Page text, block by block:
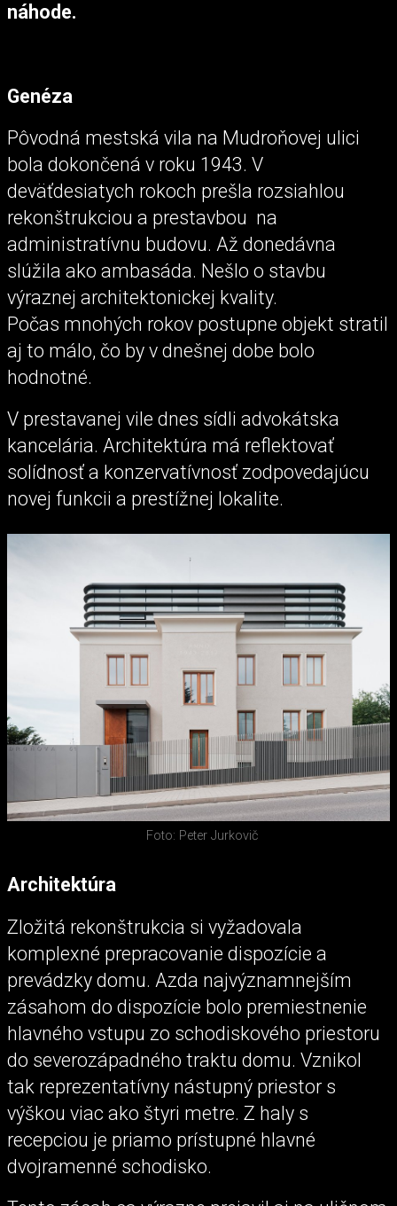
náhode.
Genéza
Pôvodná mestská vila na Mudroňovej ulici
bola dokončená v roku 1943. V
deväťdesiatych rokoch prešla rozsiahlou
rekonštrukciou a prestavbou na
administratívnu budovu. Až donedávna
slúžila ako ambasáda. Nešlo o stavbu
výraznej architektonickej kvality.
Počas mnohých rokov postupne objekt stratil
aj to málo, čo by v dnešnej dobe bolo
hodnotné.
V prestavanej vile dnes sídli advokátska
kancelária. Architektúra má reflektovať
solídnosť a konzervatívnosť zodpovedajúcu
novej funkcii a prestížnej lokalite.
Foto: Peter Jurkovič
Architektúra
Zložitá rekonštrukcia si vyžadovala
komplexné prepracovanie dispozície a
prevádzky domu. Azda najvýznamnejším
zásahom do dispozície bolo premiestnenie
hlavného vstupu zo schodiskového priestoru
do severozápadného traktu domu. Vznikol
tak reprezentatívny nástupný priestor s
výškou viac ako štyri metre. Z haly s
recepciou je priamo prístupné hlavné
dvojramenné schodisko.